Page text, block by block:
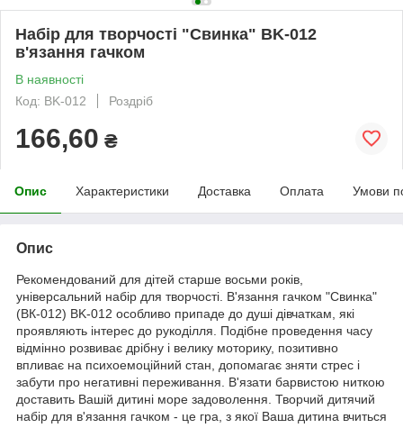
Набір для творчості "Свинка" BK-012
в'язання гачком
В наявності
Код: BK-012
Роздріб
166,60 ₴
Опис Характеристики Доставка Оплата Умови
Опис
Рекомендований для дітей старше восьми років,
універсальний набір для творчості. В'язання гачком "Свинка"
(ВК-012) BK-012 особливо припаде до душі дівчаткам, які
проявляють інтерес до рукоділля. Подібне проведення часу
відмінно розвиває дрібну і велику моторику, позитивно
впливає на психоемоційний стан, допомагає зняти стрес і
забути про негативні переживання. В'язати барвистою ниткою
доставить Вашій дитині море задоволення. Творчий дитячий
набір для в'язання гачком - це гра, з якої Ваша дитина вчиться